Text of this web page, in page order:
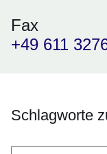
Fax
+49 611
Schlagworte